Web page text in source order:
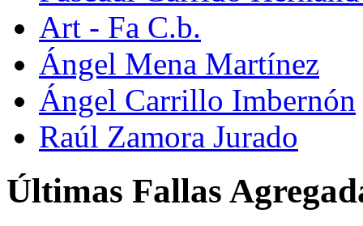
Art - Fa C.b.
Ángel Mena Martínez
Ángel Carrillo Imbernón
Raúl Zamora Jurado
Últimas Fallas